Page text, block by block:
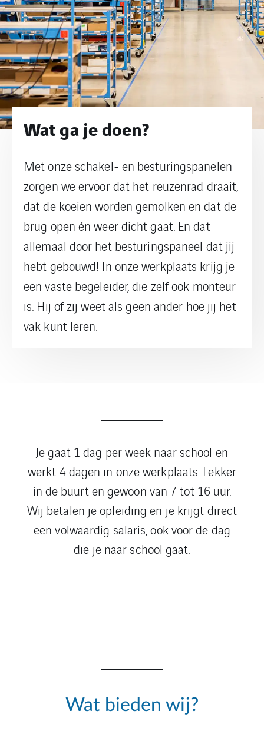
Wat ga je doen?
Met onze schakel- en besturingspanelen
zorgen we ervoor dat het reuzenrad draait,
dat de koeien worden gemolken en dat de
brug open én weer dicht gaat. En dat
allemaal door het besturingspaneel dat jij
hebt gebouwd! In onze werkplaats krijg je
een vaste begeleider, die zelf ook monteur
is. Hij of zij weet als geen ander hoe jij het
vak kunt leren.
Je gaat 1 dag per week naar school en
werkt 4 dagen in onze werkplaats. Lekker
in de buurt en gewoon van 7 tot 16 uur.
Wij betalen je opleiding en je krijgt direct
een volwaardig salaris, ook voor de dag
die je naar school gaat.
Wat bieden wij?